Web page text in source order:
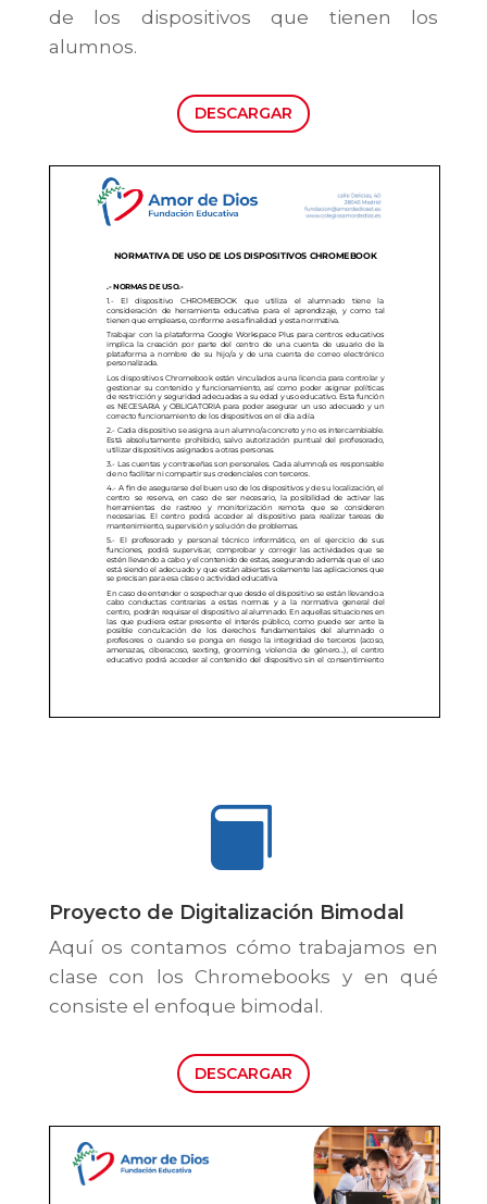
de los dispositivos que tienen los
alumnos.
DESCARGAR

Proyecto de Digitalización Bimodal
Aquí os contamos cómo trabajamos en
clase con los Chromebooks y en qué
consiste el enfoque bimodal.
DESCARGAR